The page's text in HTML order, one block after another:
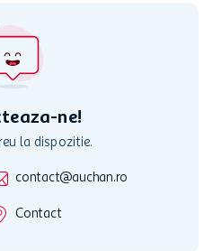
in Termene si Conditii. Auchan
utilizarii Cardului in perioada in
perioada in care sunt efectuate
sistemul de utilizarea al Cardului.
ne!
la dispozitie.
contact@auchan.ro
Contact